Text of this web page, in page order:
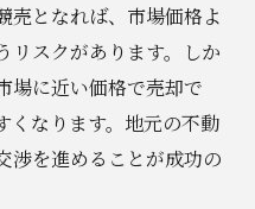
売となれば、市場価格よ
リスクがあります。しか
場に近い価格で売却で
くなります。地元の不動
渉を進めることが成功の